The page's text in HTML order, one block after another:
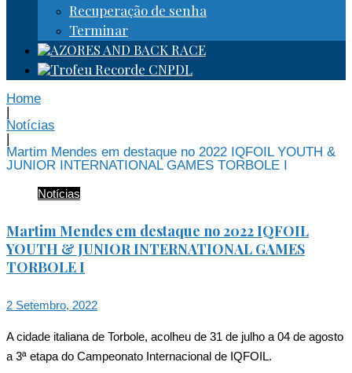
Recuperação de senha
Terminar
Home
|
Notícias
|
Martim Mendes em destaque no 2022 IQFOIL YOUTH &
JUNIOR INTERNATIONAL GAMES TORBOLE I
Notícias
Martim Mendes em destaque no 2022 IQFOIL
YOUTH & JUNIOR INTERNATIONAL GAMES
TORBOLE I
2 Setembro, 2022
A cidade italiana de Torbole, acolheu de 31 de julho a 04 de agosto
a 3ª etapa do Campeonato Internacional de IQFOIL.